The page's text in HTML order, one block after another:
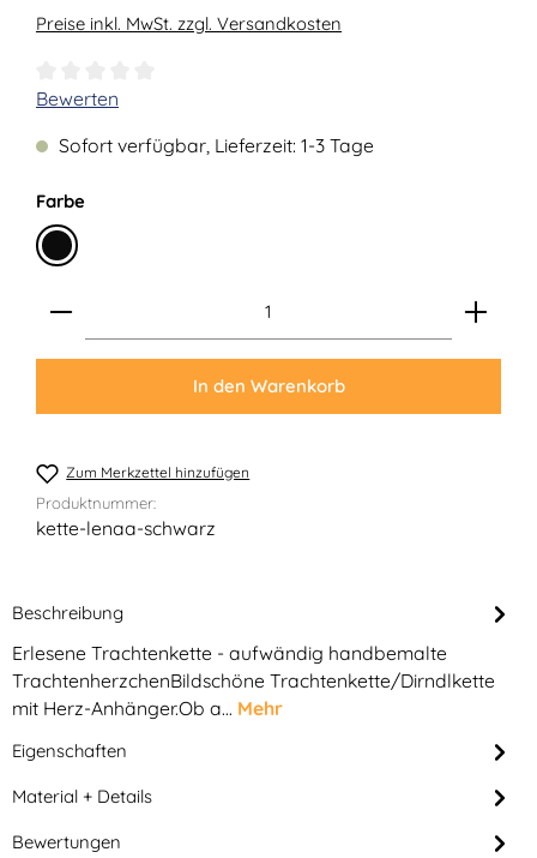
Preise inkl. MwSt. zzgl. Versandkosten
Durchschnittliche Bewertung von 0 von 5 Sternen
Bewerten
Sofort verfügbar, Lieferzeit: 1-3 Tage
Farbeauswählen
Schwarz
Produkt Anzahl: Gib den gewünschten Wert ein
In den Warenkorb
Zum Merkzettel hinzufügen
Produktnummer:
kette-lenaa-schwarz
Beschreibung
Erlesene Trachtenkette - aufwändig handbemalte
TrachtenherzchenBildschöne Trachtenkette/Dirndlkette
mit Herz-Anhänger.Ob a… Mehr
Eigenschaften
Material + Details
Bewertungen